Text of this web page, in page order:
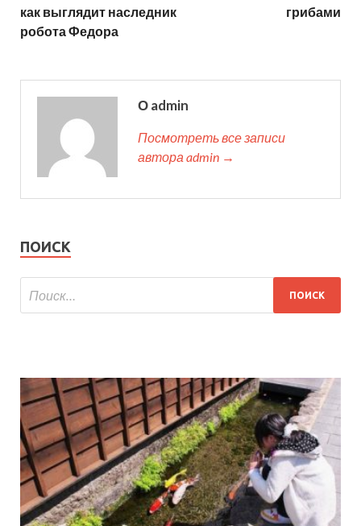
как выглядит наследник
робота Федора
грибами
О admin
Посмотреть все записи
автора admin →
ПОИСК